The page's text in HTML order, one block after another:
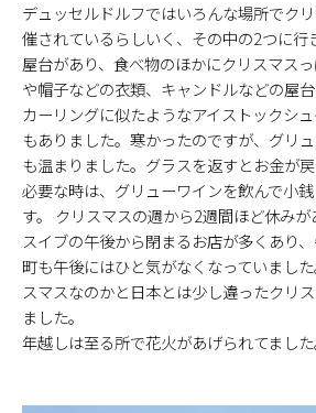
デュッセルドルフではいろんな場所でク
催されているらしいく、その中の2つに行
屋台があり、食べ物のほかにクリスマス
や帽子などの衣類、キャンドルなどの屋
カーリングに似たようなアイストックシ
もありました。寒かったのですが、グリ
も温まりました。グラスを返すとお金が
必要な時は、グリューワインを飲んで小
す。 クリスマスの週から2週間ほど休み
スイブの午後から閉まるお店が多くあり
町も午後にはひと気がなくなっていまし
スマスなのかと日本とは少し違ったクリ
ました。
年越しは至る所で花火があげられてました